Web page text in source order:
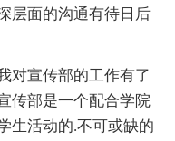
层面的沟通有待日后
宣传部的工作有了
传部是一个配合学院
生活动的.不可或缺的